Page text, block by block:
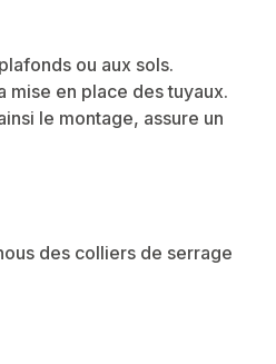
ou aux sols.
en place des tuyaux.
le montage, assure un
des colliers de serrage